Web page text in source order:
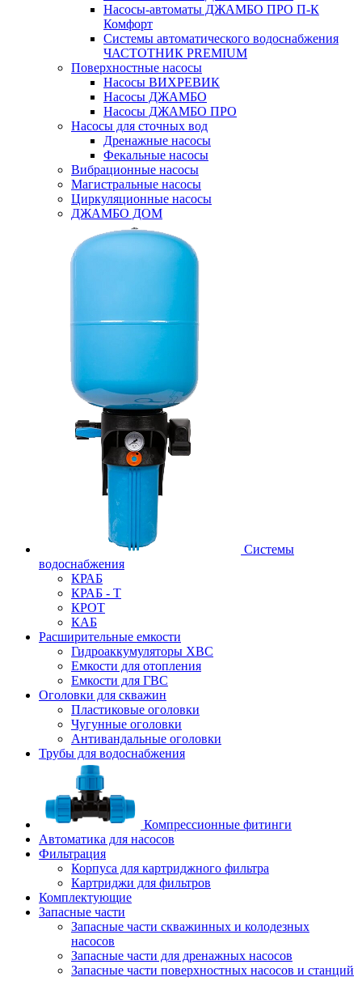
Насосы-автоматы ДЖАМБО ПРО П-К
Комфорт
Системы автоматического водоснабжения
ЧАСТОТНИК PREMIUM
Поверхностные насосы
Насосы ВИХРЕВИК
Насосы ДЖАМБО
Насосы ДЖАМБО ПРО
Насосы для сточных вод
Дренажные насосы
Фекальные насосы
Вибрационные насосы
Магистральные насосы
Циркуляционные насосы
ДЖАМБО ДОМ
Системы
водоснабжения
КРАБ
КРАБ - Т
КРОТ
КАБ
Расширительные емкости
Гидроаккумуляторы ХВС
Емкости для отопления
Емкости для ГВС
Оголовки для скважин
Пластиковые оголовки
Чугунные оголовки
Антивандальные оголовки
Трубы для водоснабжения
Компрессионные фитинги
Автоматика для насосов
Фильтрация
Корпуса для картриджного фильтра
Картриджи для фильтров
Комплектующие
Запасные части
Запасные части скважинных и колодезных
насосов
Запасные части для дренажных насосов
Запасные части поверхностных насосов и станций